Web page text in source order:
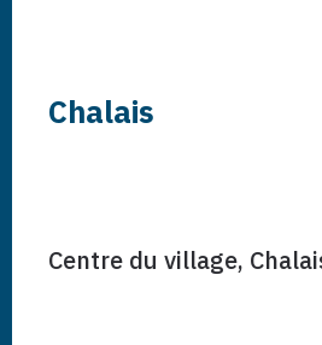
Chalais
Centre du village,